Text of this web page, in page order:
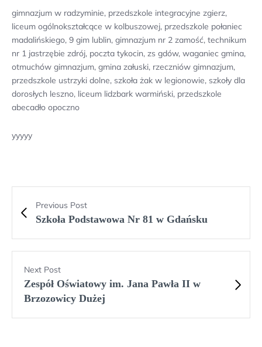
gimnazjum w radzyminie, przedszkole integracyjne zgierz,
liceum ogólnokształcące w kolbuszowej, przedszkole połaniec
madalińskiego, 9 gim lublin, gimnazjum nr 2 zamość, technikum
nr 1 jastrzębie zdrój, poczta tykocin, zs gdów, waganiec gmina,
otmuchów gimnazjum, gmina załuski, rzeczniów gimnazjum,
przedszkole ustrzyki dolne, szkoła żak w legionowie, szkoły dla
dorosłych leszno, liceum lidzbark warmiński, przedszkole
abecadło opoczno
yyyyy
Previous Post
Szkoła Podstawowa Nr 81 w Gdańsku
Next Post
Zespół Oświatowy im. Jana Pawła II w
Brzozowicy Dużej